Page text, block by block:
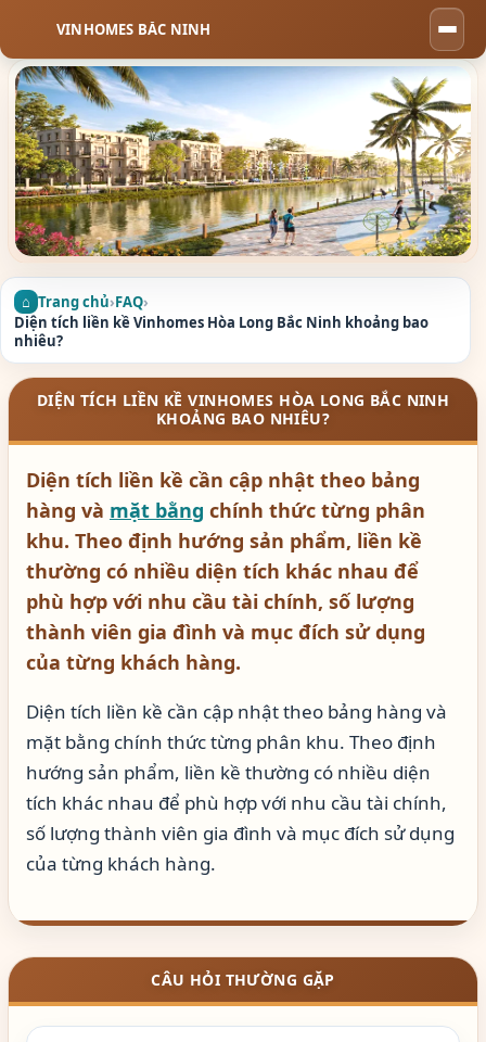
VINHOMES BẮC NINH
Trang chủ›FAQ›
Diện tích liền kề Vinhomes Hòa Long Bắc Ninh khoảng bao
nhiêu?
DIỆN TÍCH LIỀN KỀ VINHOMES HÒA LONG BẮC NINH
KHOẢNG BAO NHIÊU?
Diện tích liền kề cần cập nhật theo bảng
hàng và mặt bằng chính thức từng phân
khu. Theo định hướng sản phẩm, liền kề
thường có nhiều diện tích khác nhau để
phù hợp với nhu cầu tài chính, số lượng
thành viên gia đình và mục đích sử dụng
của từng khách hàng.
Diện tích liền kề cần cập nhật theo bảng hàng và
mặt bằng chính thức từng phân khu. Theo định
hướng sản phẩm, liền kề thường có nhiều diện
tích khác nhau để phù hợp với nhu cầu tài chính,
số lượng thành viên gia đình và mục đích sử dụng
của từng khách hàng.
CÂU HỎI THƯỜNG GẶP